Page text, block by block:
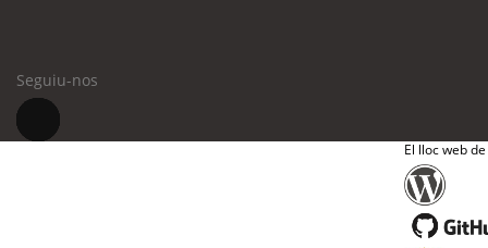
Seguiu-nos
El lloc web